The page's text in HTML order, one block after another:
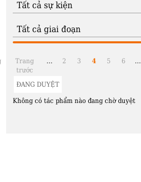
Trang
trước
... 2 3 4 5 6 ...
ĐANG DUYỆT
Không có tác phẩm nào đang chờ duyệt